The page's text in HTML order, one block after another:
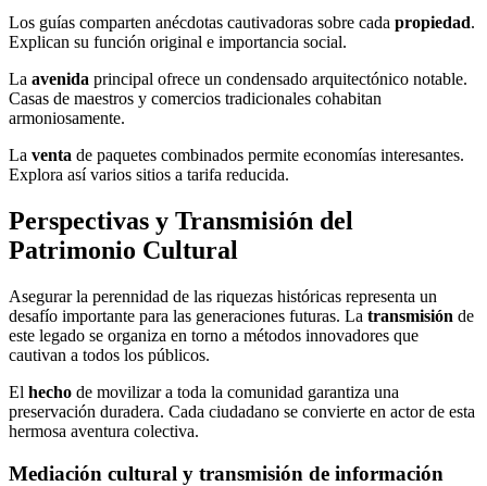
Los guías comparten anécdotas cautivadoras sobre cada propiedad.
Explican su función original e importancia social.
La avenida principal ofrece un condensado arquitectónico notable.
Casas de maestros y comercios tradicionales cohabitan
armoniosamente.
La venta de paquetes combinados permite economías interesantes.
Explora así varios sitios a tarifa reducida.
Perspectivas y Transmisión del
Patrimonio Cultural
Asegurar la perennidad de las riquezas históricas representa un
desafío importante para las generaciones futuras. La transmisión de
este legado se organiza en torno a métodos innovadores que
cautivan a todos los públicos.
El hecho de movilizar a toda la comunidad garantiza una
preservación duradera. Cada ciudadano se convierte en actor de esta
hermosa aventura colectiva.
Mediación cultural y transmisión de información